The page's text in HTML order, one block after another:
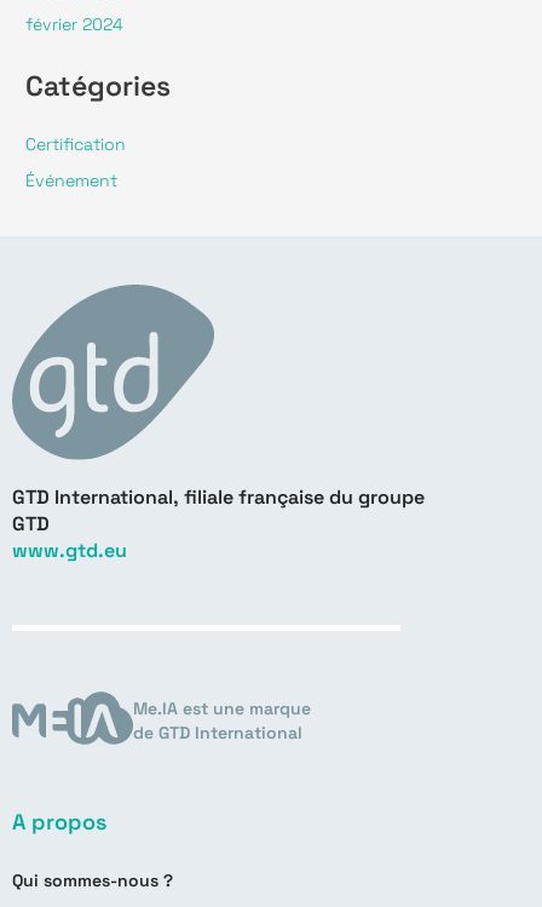
février 2024
Catégories
Certification
Événement
GTD International, filiale française du groupe
GTD
www.gtd.eu
Me.IA est une marque
de GTD International
A propos
Qui sommes-nous ?